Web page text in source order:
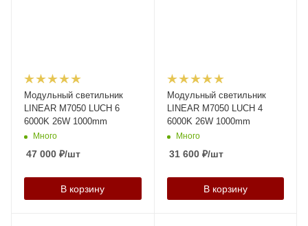
Модульный светильник
LINEAR M7050 LUCH 6
6000K 26W 1000mm
Много
47 000 ₽/шт
В корзину
Модульный светильник
LINEAR M7050 LUCH 4
6000K 26W 1000mm
Много
31 600₽/шт
В корзину